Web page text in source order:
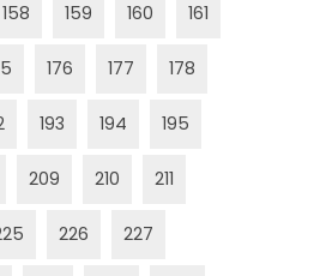
158 159 160 161
176 177 178
193 194 195
209 210 211
226 227